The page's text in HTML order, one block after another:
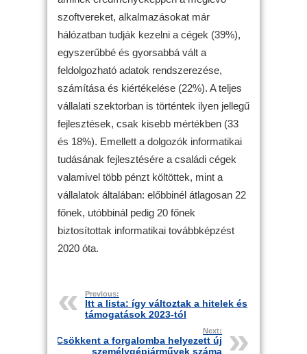
szoftvereket, alkalmazásokat már
hálózatban tudják kezelni a cégek (39%),
egyszerűbbé és gyorsabbá vált a
feldolgozható adatok rendszerezése,
számítása és kiértékelése (22%). A teljes
vállalati szektorban is történtek ilyen jellegű
fejlesztések, csak kisebb mértékben (33
és 18%). Emellett a dolgozók informatikai
tudásának fejlesztésére a családi cégek
valamivel több pénzt költöttek, mint a
vállalatok általában: előbbinél átlagosan 22
főnek, utóbbinál pedig 20 főnek
biztosítottak informatikai továbbképzést
2020 óta.
Previous:
Itt a lista: így változtak a hitelek és
támogatások 2023-tól
Next:
Csökkent a forgalomba helyezett új
személygépjárművek száma